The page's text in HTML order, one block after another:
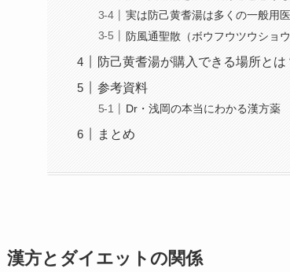
実は防己黄耆湯は多くの一般用
防風通聖散（ボウフウツウショ
防己黄耆湯が購入できる場所とは
参考資料
Dr・浅岡の本当にわかる漢方薬
まとめ
漢方とダイエットの関係